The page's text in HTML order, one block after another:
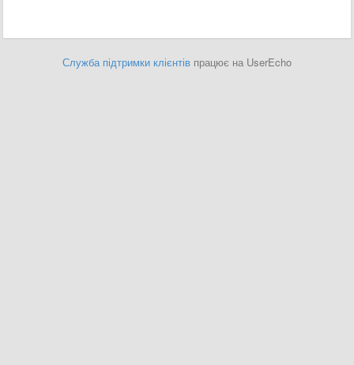
Служба підтримки клієнтів працює на UserEcho